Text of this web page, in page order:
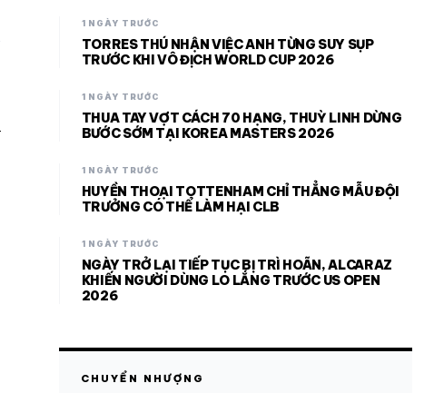
1 NGÀY TRƯỚC
TORRES THÚ NHẬN VIỆC ANH TỪNG SUY SỤP
TRƯỚC KHI VÔ ĐỊCH WORLD CUP 2026
1 NGÀY TRƯỚC
THUA TAY VỢT CÁCH 70 HẠNG, THUỲ LINH DỪNG
BƯỚC SỚM TẠI KOREA MASTERS 2026
1 NGÀY TRƯỚC
HUYỀN THOẠI TOTTENHAM CHỈ THẲNG MẪU ĐỘI
TRƯỞNG CÓ THỂ LÀM HẠI CLB
1 NGÀY TRƯỚC
NGÀY TRỞ LẠI TIẾP TỤC BỊ TRÌ HOÃN, ALCARAZ
KHIẾN NGƯỜI DÙNG LO LẮNG TRƯỚC US OPEN
2026
CHUYỂN NHƯỢNG